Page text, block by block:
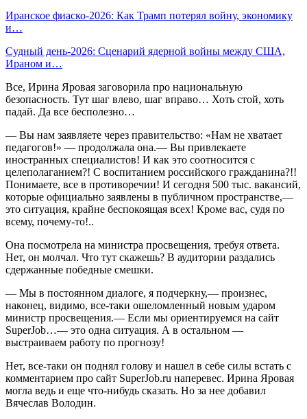
Иранское фиаско-2026: Как Трамп потерял войну, экономику
и…
Судный день-2026: Сценарий ядерной войны между США,
Ираном и…
Все, Ирина Яровая заговорила про национальную
безопасность. Тут шаг влево, шаг вправо… Хоть стой, хоть
падай. Да все бесполезно…
— Вы нам заявляете через правительство: «Нам не хватает
педагогов!» — продолжала она.— Вы привлекаете
иностранных специалистов! И как это соотносится с
целеполаганием?! С воспитанием российского гражданина?!!
Понимаете, все в противоречии! И сегодня 500 тыс. вакансий,
которые официально заявлены в публичном пространстве,—
это ситуация, крайне беспокоящая всех! Кроме вас, судя по
всему, почему-то!..
Она посмотрела на министра просвещения, требуя ответа.
Нет, он молчал. Что тут скажешь? В аудитории раздались
сдержанные победные смешки.
— Мы в постоянном диалоге, я подчеркну,— произнес,
наконец, видимо, все-таки ошеломленный новым ударом
министр просвещения.— Если мы ориентируемся на сайт
SuperJob…— это одна ситуация. А в остальном —
выстраиваем работу по прогнозу!
Нет, все-таки он поднял голову и нашел в себе силы встать с
комментарием про сайт SuperJob.ru наперевес. Ирина Яровая
могла ведь и еще что-нибудь сказать. Но за нее добавил
Вячеслав Володин.